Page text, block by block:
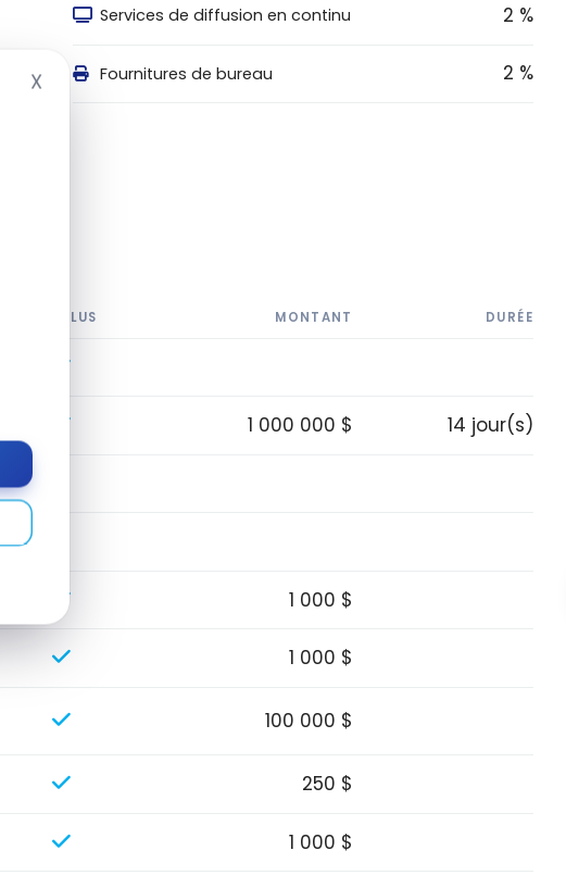
XMasquer le bandeau des cookies
Services de diffusion en continu 2 %
Fournitures de bureau 2 %
INCLUS MONTANT DURÉE
1 000 000 $ 14 jour(s)
1 000 $
1 000 $
100 000 $
250 $
1 000 $